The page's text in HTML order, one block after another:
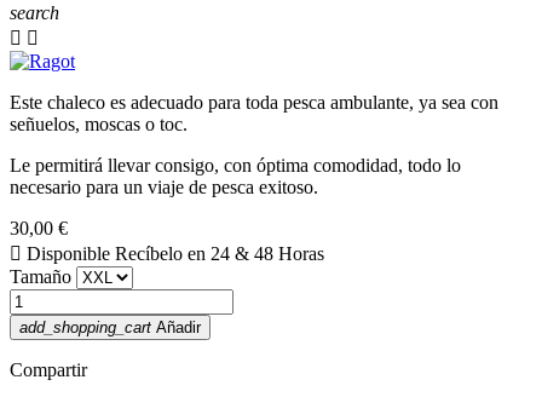
search
 
Este chaleco es adecuado para toda pesca ambulante, ya sea con
señuelos, moscas o toc.
Le permitirá llevar consigo, con óptima comodidad, todo lo
necesario para un viaje de pesca exitoso.
30,00 €
 Disponible Recíbelo en 24 & 48 Horas
Tamaño
add_shopping_cart Añadir
Compartir